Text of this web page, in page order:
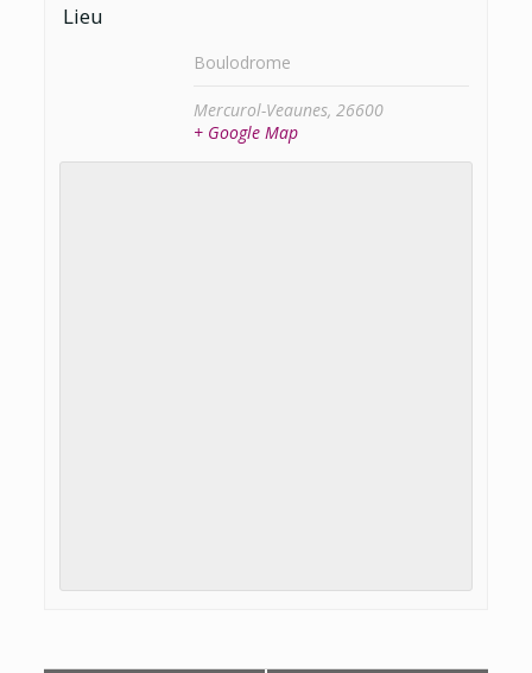
Lieu
Boulodrome
Mercurol-Veaunes, 26600
+ Google Map